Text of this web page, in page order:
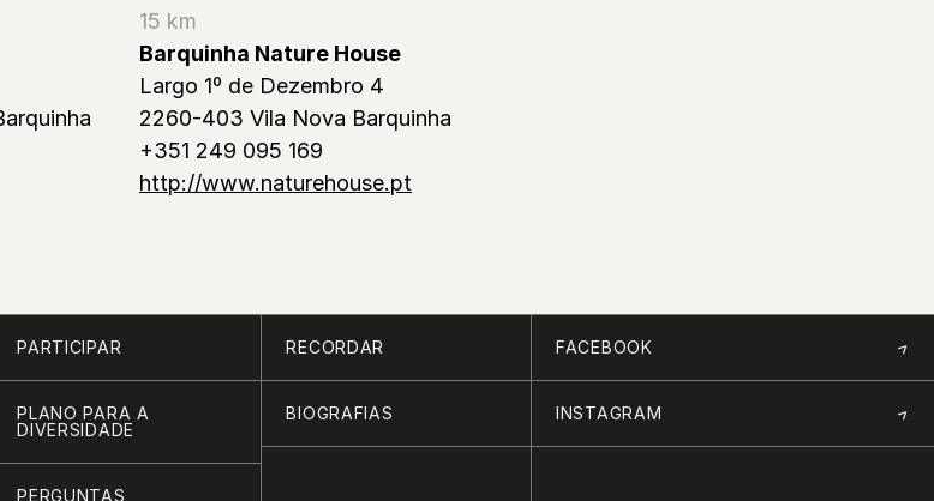
15 km
Barquinha Nature House
Largo 1º de Dezembro 4
2260-403 Vila Nova Barquinha
+351 249 095 169
http://www.naturehouse.pt
PARTICIPAR
PLANO PARA A
DIVERSIDADE
PERGUNTAS
RECORDAR
BIOGRAFIAS
FACEBOOK
INSTAGRAM